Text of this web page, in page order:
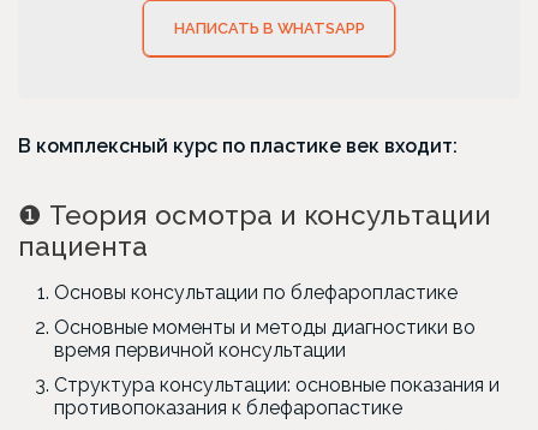
НАПИСАТЬ В WHATSAPP
В комплексный курс по пластике век входит:
❶ Теория осмотра и консультации
пациента
Основы консультации по блефаропластике
Основные моменты и методы диагностики во
время первичной консультации
Структура консультации: основные показания и
противопоказания к блефаропастике